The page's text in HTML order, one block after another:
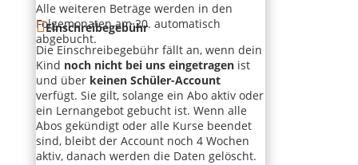
Alle weiteren Beträge werden in den
Folgemonaten am 20. automatisch
abgebucht.
Einschreibegebühr
Die Einschreibegebühr fällt an, wenn dein
Kind noch nicht bei uns eingetragen ist
und über keinen Schüler-Account
verfügt. Sie gilt, solange ein Abo aktiv oder
ein Lernangebot gebucht ist. Wenn alle
Abos gekündigt oder alle Kurse beendet
sind, bleibt der Account noch 4 Wochen
aktiv, danach werden die Daten gelöscht.